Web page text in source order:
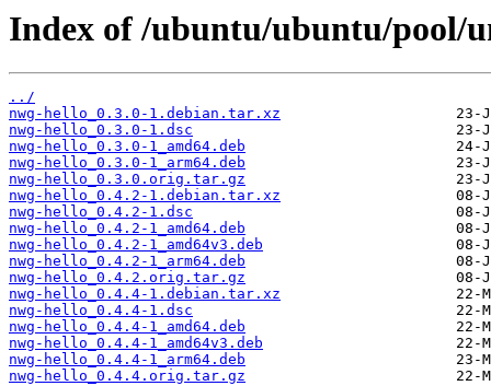
Index of /ubuntu/ubuntu/pool/
../
nwg-hello_0.3.0-1.debian.tar.xz
nwg-hello_0.3.0-1.dsc
nwg-hello_0.3.0-1_amd64.deb
nwg-hello_0.3.0-1_arm64.deb
nwg-hello_0.3.0.orig.tar.gz
nwg-hello_0.4.2-1.debian.tar.xz
nwg-hello_0.4.2-1.dsc
nwg-hello_0.4.2-1_amd64.deb
nwg-hello_0.4.2-1_amd64v3.deb
nwg-hello_0.4.2-1_arm64.deb
nwg-hello_0.4.2.orig.tar.gz
nwg-hello_0.4.4-1.debian.tar.xz
nwg-hello_0.4.4-1.dsc
nwg-hello_0.4.4-1_amd64.deb
nwg-hello_0.4.4-1_amd64v3.deb
nwg-hello_0.4.4-1_arm64.deb
nwg-hello_0.4.4.orig.tar.gz